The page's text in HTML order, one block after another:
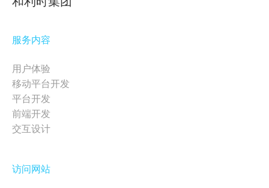
服务内容
用户体验
移动平台开发
平台开发
前端开发
交互设计
访问网站